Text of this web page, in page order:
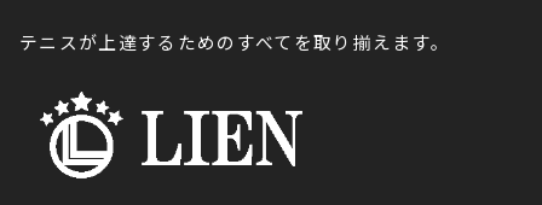
テニスが上達するためのすべてを取り揃えます。